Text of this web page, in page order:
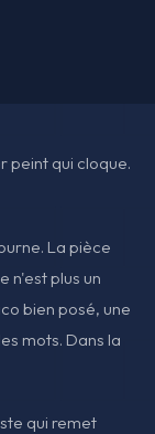
peint qui cloque.
La pièce
n'est plus un
bien posé, une
mots. Dans la
qui remet